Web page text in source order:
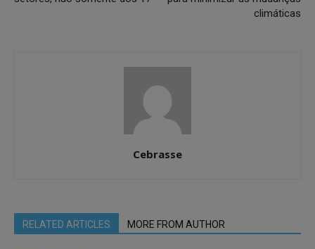
climáticas
Cebrasse
RELATED ARTICLES MORE FROM AUTHOR